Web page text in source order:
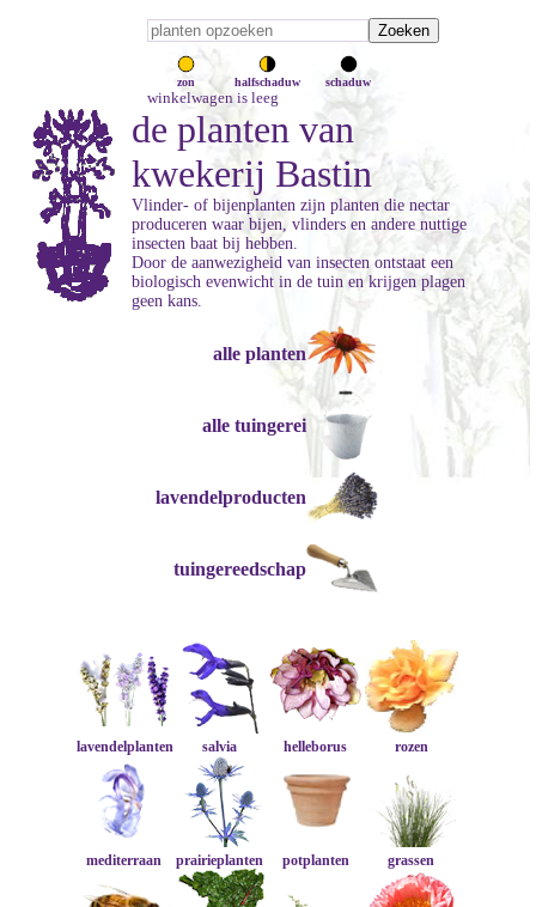
zon halfschaduw schaduw
winkelwagen is leeg
de planten van
kwekerij Bastin
Vlinder- of bijenplanten zijn planten die nectar
produceren waar bijen, vlinders en andere nuttige
insecten baat bij hebben.
Door de aanwezigheid van insecten ontstaat een
biologisch evenwicht in de tuin en krijgen plagen
geen kans.
alle planten
alle tuingerei
lavendelproducten
tuingereedschap
lavendelplanten salvia helleborus rozen
mediterraan prairieplanten potplanten grassen